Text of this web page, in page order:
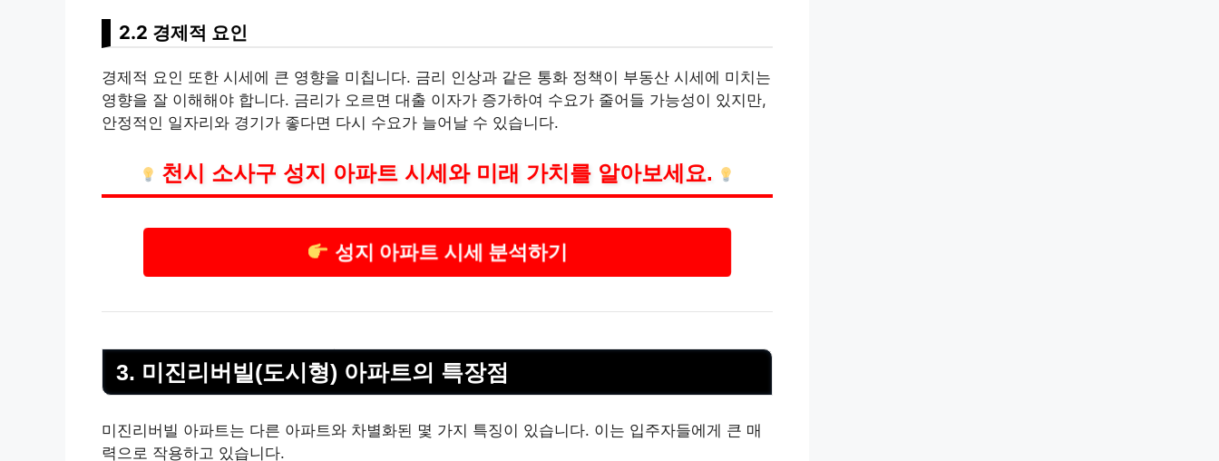
2.2 경제적 요인
경제적 요인 또한 시세에 큰 영향을 미칩니다. 금리 인상과 같은 통화 정책이 부동산 시세에 미치는
영향을 잘 이해해야 합니다. 금리가 오르면 대출 이자가 증가하여 수요가 줄어들 가능성이 있지만,
안정적인 일자리와 경기가 좋다면 다시 수요가 늘어날 수 있습니다.
천시 소사구 성지 아파트 시세와 미래 가치를 알아보세요.
성지 아파트 시세 분석하기
3. 미진리버빌(도시형) 아파트의 특장점
미진리버빌 아파트는 다른 아파트와 차별화된 몇 가지 특징이 있습니다. 이는 입주자들에게 큰 매
력으로 작용하고 있습니다.